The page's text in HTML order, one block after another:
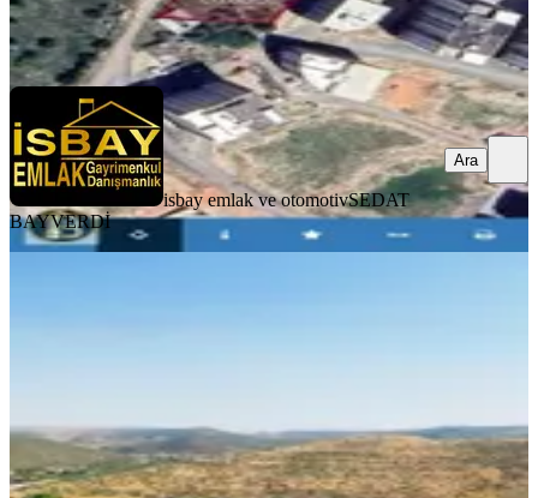
isbay emlak ve otomotivSEDAT BAYVERDİ
Ara
isbay emlak ve otomotivSEDAT
BAYVERDİ
Ara
·06.08.2026
11.000.000 ₺